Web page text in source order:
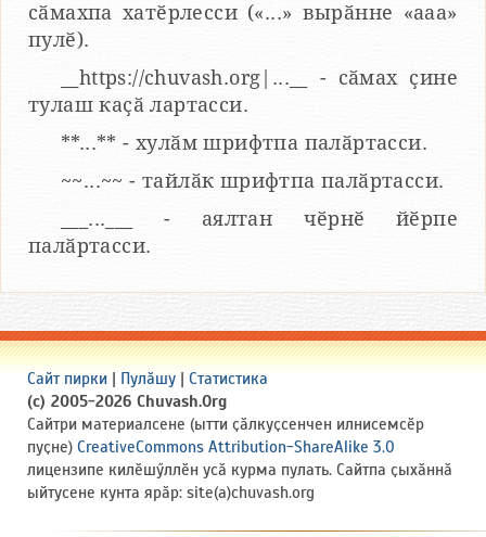
сӑмахпа хатӗрлесси («...» вырӑнне «ааа»
пулӗ).
__https://chuvash.org|...__ - сӑмах ҫине
тулаш каҫӑ лартасси.
**...** - хулӑм шрифтпа палӑртасси.
~~...~~ - тайлӑк шрифтпа палӑртасси.
___...___ - аялтан чӗрнӗ йӗрпе
палӑртасси.
Сайт пирки Пулӑшу
Статистика
(c) 2005-2026 Chuvash.Org
Сайтри материалсене (ытти ҫӑлкуҫсенчен илнисемсӗр
пуҫне) CreativeCommons Attribution-ShareAlike 3.0
лицензипе килӗшӳллӗн усӑ курма пулать. Сайтпа ҫыхӑннӑ
ыйтусене кунта ярӑр: site(a)chuvash.org